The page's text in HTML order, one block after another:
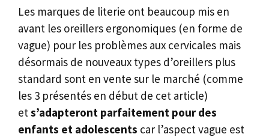
Les marques de literie ont beaucoup mis en
avant les oreillers ergonomiques (en forme de
vague) pour les problèmes aux cervicales mais
désormais de nouveaux types d’oreillers plus
standard sont en vente sur le marché (comme
les 3 présentés en début de cet article)
ets’adapteront parfaitement pour des
enfants et adolescents car l’aspect vague est